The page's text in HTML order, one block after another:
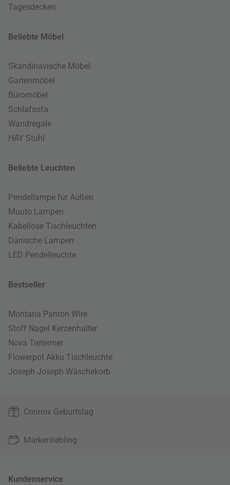
Tagesdecken
Beliebte Möbel
Skandinavische Möbel
Gartenmöbel
Büromöbel
Schlafsofa
Wandregale
HAY Stuhl
Beliebte Leuchten
Pendellampe für Außen
Muuto Lampen
Kabellose Tischleuchten
Dänische Lampen
LED Pendelleuchte
Bestseller
Montana Panton Wire
Stoff Nagel Kerzenhalter
Nova Treteimer
Flowerpot Akku Tischleuchte
Joseph Joseph Wäschekorb
Connox Geburtstag
Markenliebling
Kundenservice